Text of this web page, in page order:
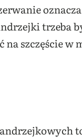
trzeba
szczęście w